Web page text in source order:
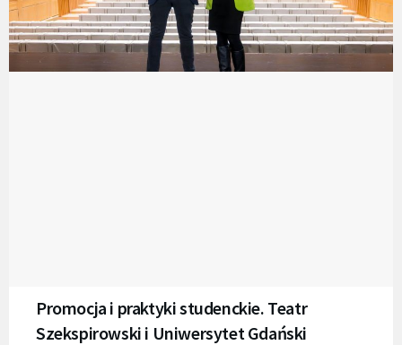
Promocja i praktyki studenckie. Teatr
Szekspirowski i Uniwersytet Gdański